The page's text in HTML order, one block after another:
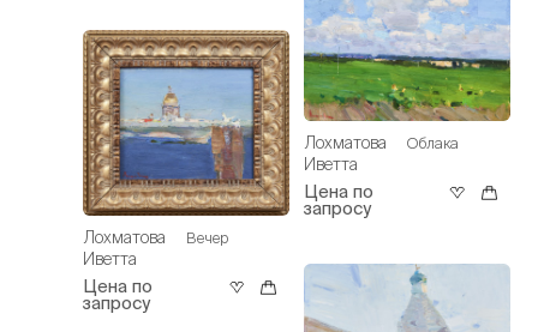
Лохматова
Иветта
Вечер
Цена по
запросу
Лохматова
Иветта
Облака
Цена по
запросу